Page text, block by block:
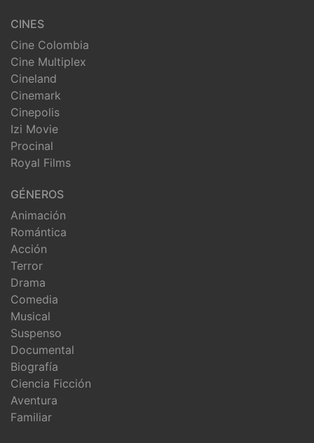
CINES
Cine Colombia
Cine Multiplex
Cineland
Cinemark
Cinepolis
Izi Movie
Procinal
Royal Films
GÉNEROS
Animación
Romántica
Acción
Terror
Drama
Comedia
Musical
Suspenso
Documental
Biografía
Ciencia Ficción
Aventura
Familiar